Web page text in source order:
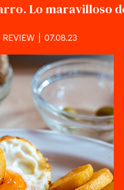
Lo maravilloso
07.08.23